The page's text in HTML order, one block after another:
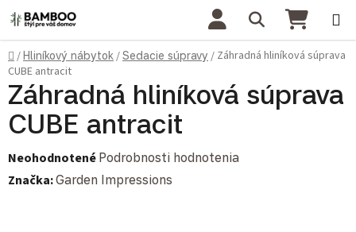
Prejsť na obsah Hľadať
Domov
/Hliníkový nábytok /Sedacie súpravy / Záhradná hliníková súprava
CUBE antracit
Záhradná hliníková súprava
CUBE antracit
Priemerné hodnotenie produktu je 0,0 z 5 hviezdičiek.
Neohodnotené Podrobnosti hodnotenia
Značka:Garden Impressions